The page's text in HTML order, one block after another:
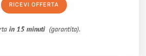
RICEVI OFFERTA
in 15 minuti (garantita).